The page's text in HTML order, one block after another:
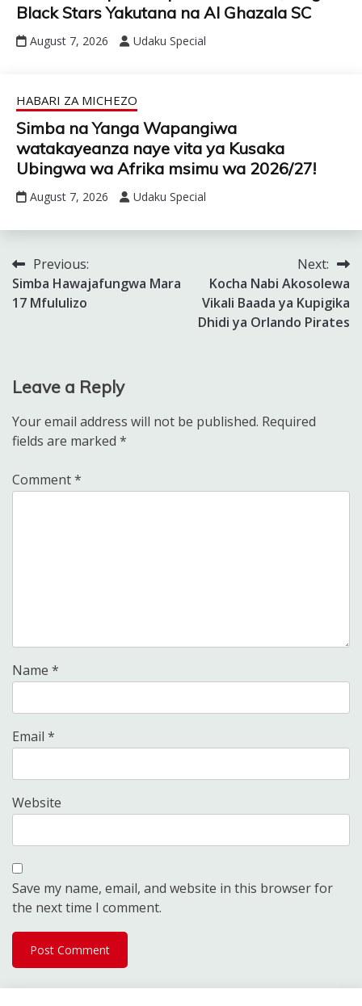
Black Stars Yakutana na Al Ghazala SC
August 7, 2026 Udaku Special
HABARI ZA MICHEZO
Simba na Yanga Wapangiwa
watakayeanza naye vita ya Kusaka
Ubingwa wa Afrika msimu wa 2026/27!
August 7, 2026 Udaku Special
Post
navigation
Previous:
Simba Hawajafungwa Mara
17 Mfululizo
Next:
Kocha Nabi Akosolewa
Vikali Baada ya Kupigika
Dhidi ya Orlando Pirates
Leave a Reply
Your email address will not be published. Required
fields are marked *
Comment*
Name *
Email *
Website
Save my name, email, and website in this browser for
the next time I comment.